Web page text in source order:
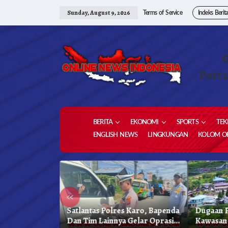
Sunday, August 9, 2026 Terms of Service Indeks Berita
BERITA EKONOMI SPORTS
ENGLISH NEWS
LINGKUNGAN KOLOM
«
Satlantas Polres Karo, Bapenda
Dan Tim Lainnya Gelar Oprasi
Dugaan